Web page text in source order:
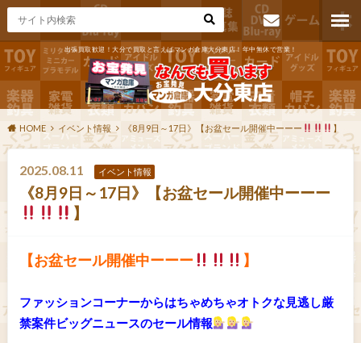
出張買取歓迎！大分で買取と言えばマンガ倉庫大分東店！年中無休で営業！
お問い合わ
せ
HOME イベント情報 《8月9日～17日》【お盆セール開催中ーーー 】
2025.08.11 イベント情報
《8月9日～17日》【お盆セール開催中ーーー
】
【お盆セール開催中ーーー 】
ファッションコーナーからはちゃめちゃオトクな見逃し厳
禁案件ビッグニュースのセール情報